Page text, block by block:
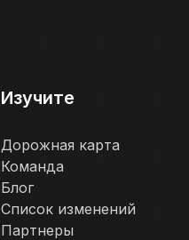
Изучите
Дорожная карта
Команда
Блог
Список изменений
Партнеры